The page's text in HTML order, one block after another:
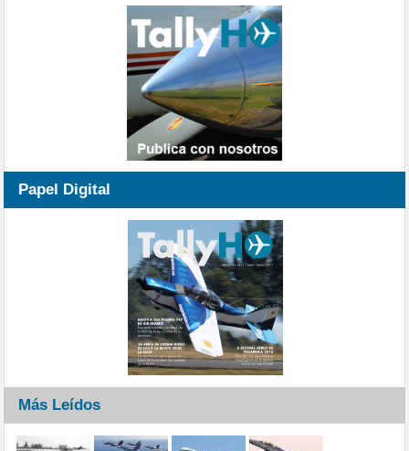
Papel Digital
Más Leídos